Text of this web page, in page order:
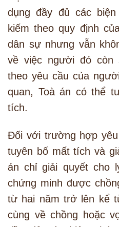
dụng đầy đủ các
kiếm theo quy định
dân sự nhưng vẫn
về việc người đó còn
theo yêu cầu của
quan, Toà án có thể
tích.
Đối với trường hợp
tuyên bố mất tích và
án chỉ giải quyết cho
chứng minh được
từ hai năm trở lên kể
cùng về chồng hoặc